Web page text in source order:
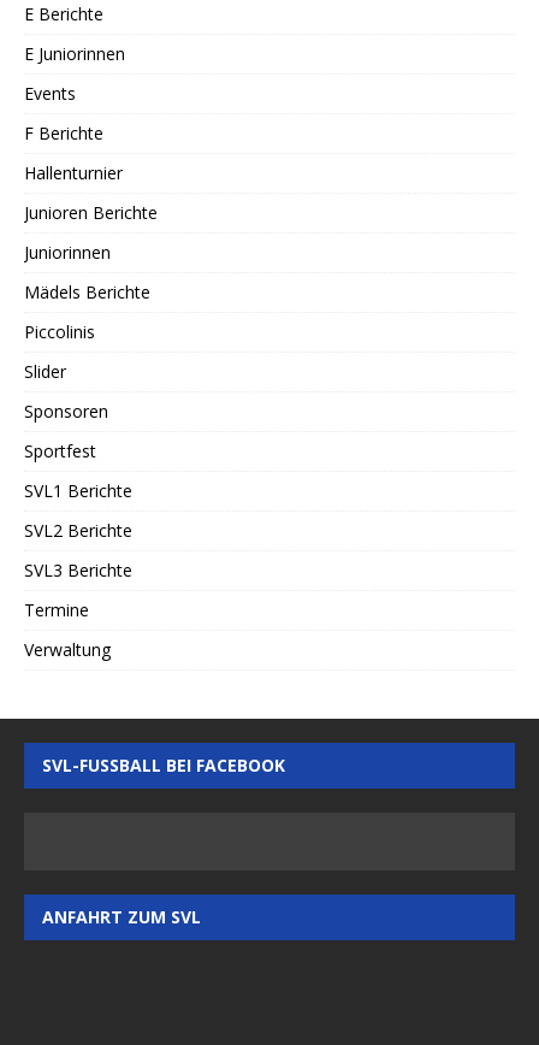
E Berichte
E Juniorinnen
Events
F Berichte
Hallenturnier
Junioren Berichte
Juniorinnen
Mädels Berichte
Piccolinis
Slider
Sponsoren
Sportfest
SVL1 Berichte
SVL2 Berichte
SVL3 Berichte
Termine
Verwaltung
SVL-FUSSBALL BEI FACEBOOK
ANFAHRT ZUM SVL